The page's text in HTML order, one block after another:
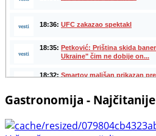
Gastronomija - Najčitanije